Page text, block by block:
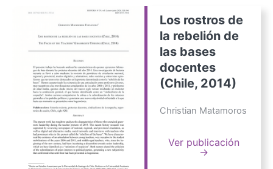
Los rostros de
la rebelión de
las bases
docentes
(Chile, 2014)
Christian Matamoros
Ver publicación
→